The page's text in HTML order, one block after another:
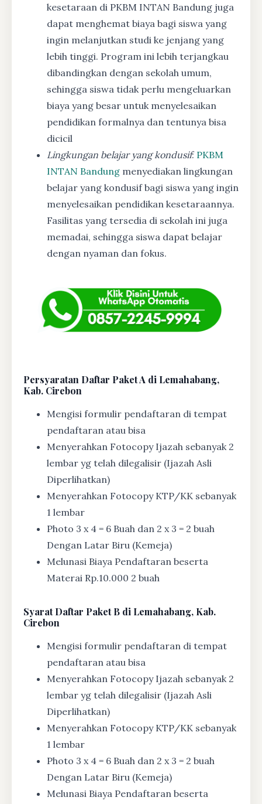
kesetaraan di PKBM INTAN Bandung juga
dapat menghemat biaya bagi siswa yang
ingin melanjutkan studi ke jenjang yang
lebih tinggi. Program ini lebih terjangkau
dibandingkan dengan sekolah umum,
sehingga siswa tidak perlu mengeluarkan
biaya yang besar untuk menyelesaikan
pendidikan formalnya dan tentunya bisa
dicicil
Lingkungan belajar yang kondusif: PKBM
INTAN Bandung menyediakan lingkungan
belajar yang kondusif bagi siswa yang ingin
menyelesaikan pendidikan kesetaraannya.
Fasilitas yang tersedia di sekolah ini juga
memadai, sehingga siswa dapat belajar
dengan nyaman dan fokus.
Persyaratan Daftar Paket A di Lemahabang,
Kab. Cirebon
Mengisi formulir pendaftaran di tempat
pendaftaran atau bisa
Menyerahkan Fotocopy Ijazah sebanyak 2
lembar yg telah dilegalisir (Ijazah Asli
Diperlihatkan)
Menyerahkan Fotocopy KTP/KK sebanyak
1 lembar
Photo 3 x 4 = 6 Buah dan 2 x 3 = 2 buah
Dengan Latar Biru (Kemeja)
Melunasi Biaya Pendaftaran beserta
Materai Rp.10.000 2 buah
SyaratDaftar Paket B di Lemahabang, Kab.
Cirebon
Mengisi formulir pendaftaran di tempat
pendaftaran atau bisa
Menyerahkan Fotocopy Ijazah sebanyak 2
lembar yg telah dilegalisir (Ijazah Asli
Diperlihatkan)
Menyerahkan Fotocopy KTP/KK sebanyak
1 lembar
Photo 3 x 4 = 6 Buah dan 2 x 3 = 2 buah
Dengan Latar Biru (Kemeja)
Melunasi Biaya Pendaftaran beserta